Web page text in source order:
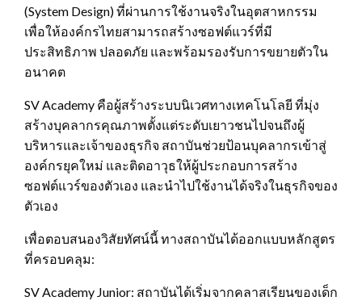
(System Design) ที่ผ่านการใช้งานจริงในอุตสาหกรรม
เพื่อให้องค์กรไทยสามารถสร้างซอฟต์แวร์ที่มี
ประสิทธิภาพ ปลอดภัย และพร้อมรองรับการขยายตัวใน
อนาคต
SV Academy คือผู้สร้างระบบนิเวศทางเทคโนโลยี ที่มุ่ง
สร้างบุคลากรคุณภาพตั้งแต่ระดับเยาวชนไปจนถึงผู้
บริหารและเจ้าของธุรกิจ สถาบันช่วยป้อนบุคลากรเข้าสู่
องค์กรยุคใหม่ และติดอาวุธให้ผู้ประกอบการสร้าง
ซอฟต์แวร์ของตัวเอง และนำไปใช้งานได้จริงในธุรกิจของ
ตัวเอง
เพื่อตอบสนองวิสัยทัศน์นี้ ทางสถาบันได้ออกแบบหลักสูตร
ที่ครอบคลุม:
SV Academy Junior: สถาบันได้เริ่มจากคลาสเรียนของเด็ก